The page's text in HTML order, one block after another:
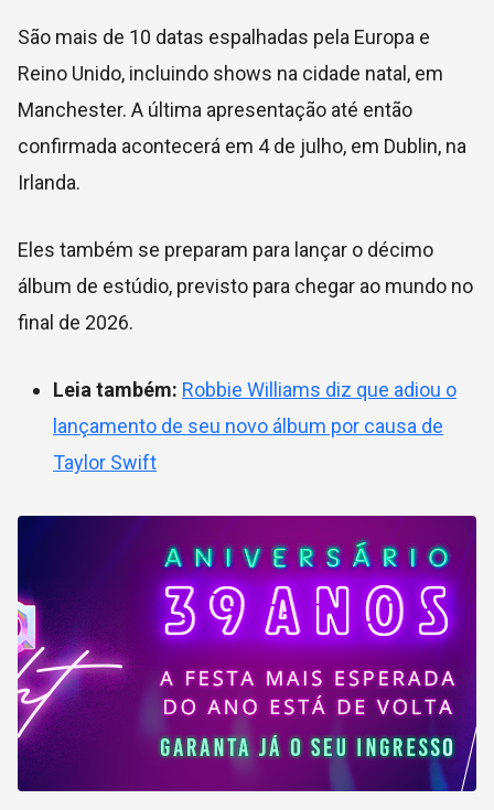
São mais de 10 datas espalhadas pela Europa e
Reino Unido, incluindo shows na cidade natal, em
Manchester. A última apresentação até então
confirmada acontecerá em 4 de julho, em Dublin, na
Irlanda.
Eles também se preparam para lançar o décimo
álbum de estúdio, previsto para chegar ao mundo no
final de 2026.
Leia também: Robbie Williams diz que adiou o
lançamento de seu novo álbum por causa de
Taylor Swift